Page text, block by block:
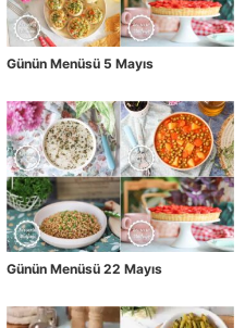
Günün Menüsü 5 Mayıs
Günün Menüsü 22 Mayıs